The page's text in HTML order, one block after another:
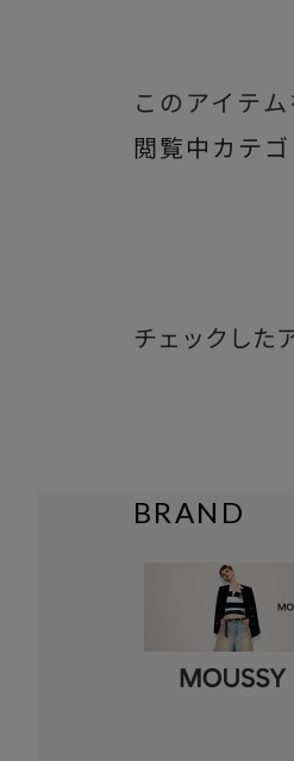
このアイテ
閲覧中カテ
チェックした
BRAND